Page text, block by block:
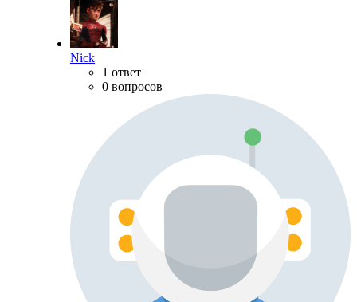
Nick
1 ответ
0 вопросов